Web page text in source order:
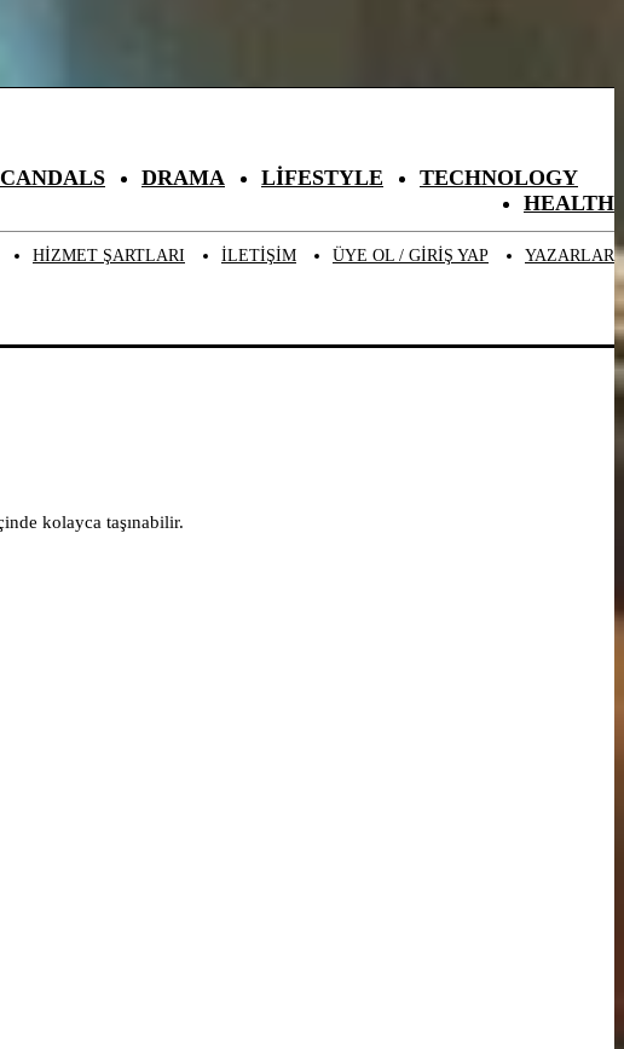
DRAMA LIFESTYLE
TECHNOLOGY
HEALTH
HIZMET ŞARTLARI ILETIŞIM ÜYE OL / GIRIŞ YAP YAZARLAR
kolayca taşınabilir.